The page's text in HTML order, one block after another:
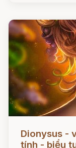
Dionysus -
tính - biểu